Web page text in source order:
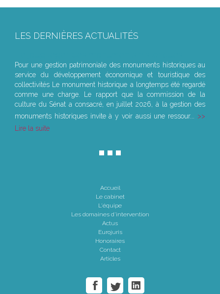
LES DERNIÈRES ACTUALITÉS
Pour une gestion patrimoniale des monuments historiques au
service du développement économique et touristique des
collectivités Le monument historique a longtemps été regardé
comme une charge. Le rapport que la commission de la
culture du Sénat a consacré, en juillet 2026, à la gestion des
monuments historiques invite à y voir aussi une ressour...
Lire la suite
Accueil
Le cabinet
L'équipe
Les domaines d'intervention
Actus
Eurojuris
Honoraires
Contact
Articles